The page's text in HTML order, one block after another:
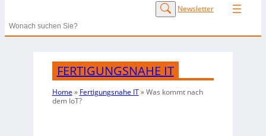
Newsletter
Search
FERTIGUNGSNAHE IT
Home » Fertigungsnahe IT»Was kommt nach
dem IoT?